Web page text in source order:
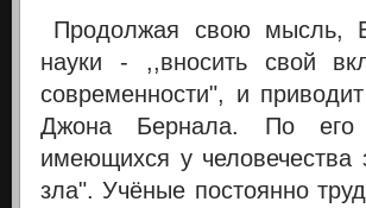
Продолжая свою мысль,
науки - ,,вносить свой
современности", и
Джона Бернала. По его
имеющихся у человечества
зла". Учёные постоянно